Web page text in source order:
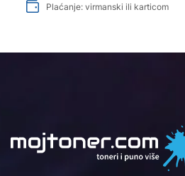
Plaćanje: virmanski ili karticom